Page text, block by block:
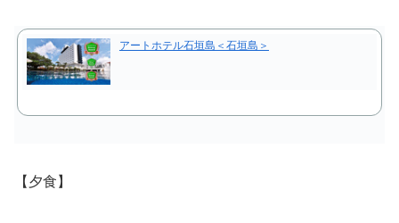
アートホテル石垣島＜石垣島＞
【夕食】